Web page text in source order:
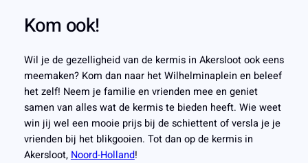
Kom ook!
Wil je de gezelligheid van de kermis in Akersloot ook eens
meemaken? Kom dan naar het Wilhelminaplein en beleef
het zelf! Neem je familie en vrienden mee en geniet
samen van alles wat de kermis te bieden heeft. Wie weet
win jij wel een mooie prijs bij de schiettent of versla je je
vrienden bij het blikgooien. Tot dan op de kermis in
Akersloot, Noord-Holland!